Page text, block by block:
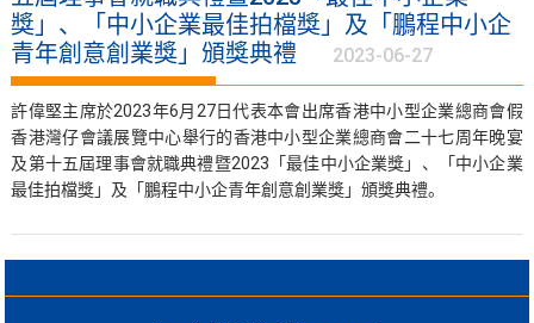
獎」、「中小企業最佳拍檔獎」及「鵬程中小企
青年創意創業獎」頒獎典禮
2023-06-27
許偉堅主席於2023年6月27日代表本會出席香港中小型企業總商會假
香港灣仔會議展覽中心舉行的香港中小型企業總商會二十七周年晚宴
及第十五屆理事會就職典禮暨2023「最佳中小企業獎」、「中小企業
最佳拍檔獎」及「鵬程中小企青年創意創業獎」頒獎典禮。